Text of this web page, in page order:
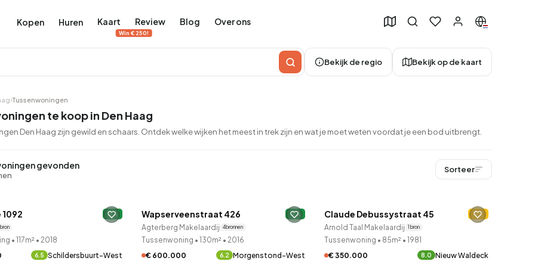
Kopen
De Pijp en meer
460
Studio's Tussenwoning
Huren
Amsterdam
Jordaan, De Pijp en meer
Tussenwoning
Kaart Review
Win €250!
Blog Over ons
Bekijk de regio Bekijk op de kaart
Tussenwoningen
te koop in Den Haag
Den Haag zijn gewild en schaars. Ontdek welke wijken het meest in trek zijn en wat je moet weten voordat je een bod uitbrengt.
gevonden Sorteer
ontdekt A
bron
• 117m² • 2018
6.5 Schildersbuurt-West
14 uur geleden ontdekt
Wapserveenstraat 426 A
Agterberg Makelaardij 4 bronnen
Tussenwoning • 130m² • 2016
€ 600.000
6.2 Morgenstond-West
Verkocht onder voorbehoud
Claude Debussystraat 45 C
Arnold Taal Makelaardij 1 bron
Tussenwoning • 85m² • 1981
€ 350.000
8.0 Nieuw Waldeck